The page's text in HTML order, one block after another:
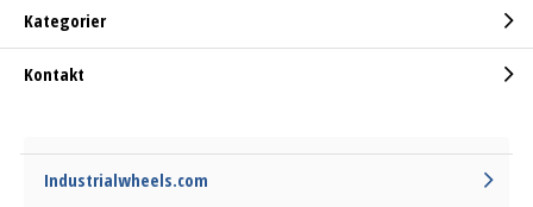
Kategorier
Kontakt
Industrialwheels.com